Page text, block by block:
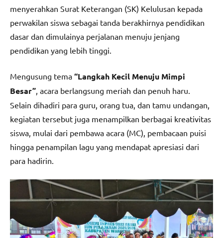
menyerahkan Surat Keterangan (SK) Kelulusan kepada
perwakilan siswa sebagai tanda berakhirnya pendidikan
dasar dan dimulainya perjalanan menuju jenjang
pendidikan yang lebih tinggi.
Mengusung tema “Langkah Kecil Menuju Mimpi
Besar” , acara berlangsung meriah dan penuh haru.
Selain dihadiri para guru, orang tua, dan tamu undangan,
kegiatan tersebut juga menampilkan berbagai kreativitas
siswa, mulai dari pembawa acara (MC), pembacaan puisi
hingga penampilan lagu yang mendapat apresiasi dari
para hadirin.